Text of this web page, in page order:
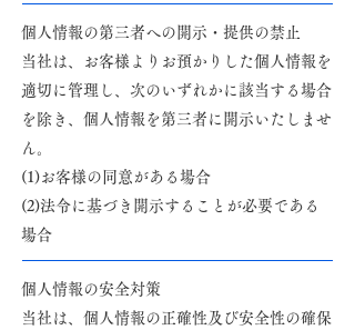
個人情報の第三者への開示・提供の禁止
当社は、お客様よりお預かりした個人情報を
適切に管理し、次のいずれかに該当する場合
を除き、個人情報を第三者に開示いたしませ
ん。
(1)お客様の同意がある場合
(2)法令に基づき開示することが必要である
場合​
個人情報の安全対策
​当社は、個人情報の正確性及び安全性の確保